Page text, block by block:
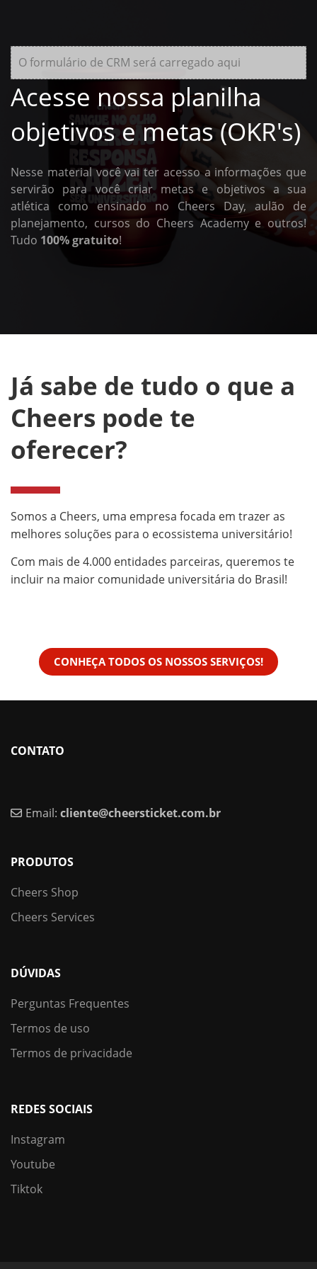
O formulário de CRM será carregado aqui
Acesse nossa planilha
objetivos e metas (OKR's)
Nesse material você vai ter acesso a informações que
servirão para você criar metas e objetivos a sua
atlética como ensinado no Cheers Day, aulão de
planejamento, cursos do Cheers Academy e outros!
Tudo 100% gratuito!
Já sabe de tudo o que a
Cheers pode te
oferecer?
Somos a Cheers, uma empresa focada em trazer as
melhores soluções para o ecossistema universitário!
Com mais de 4.000 entidades parceiras, queremos te
incluir na maior comunidade universitária do Brasil!
CONHEÇA TODOS OS NOSSOS SERVIÇOS!
CONTATO
Email: cliente@cheersticket.com.br
PRODUTOS
Cheers Shop
Cheers Services
DÚVIDAS
Perguntas Frequentes
Termos de uso
Termos de privacidade
REDES SOCIAIS
Instagram
Youtube
Tiktok